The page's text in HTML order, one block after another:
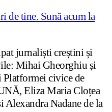
jurnaliști creștini și
Mihai Gheorghiu și
civice de
Eliza Maria Cloțea
Alexandra Nadane de la